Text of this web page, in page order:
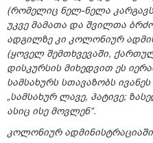
(რომელიც ნელ-ნელა
უკვე მამათა და შვილთა
ადგილზე კი კოლონიურ
(ყოველ შემთხვევაში,
დისკურსის მიხედვით ეს
სამსახურს სთავაზობს
„სამსახურ ლავე, პატივე;
ასიც ისე მოვლენ“.
კოლონიურ ადმინისტრაციაში